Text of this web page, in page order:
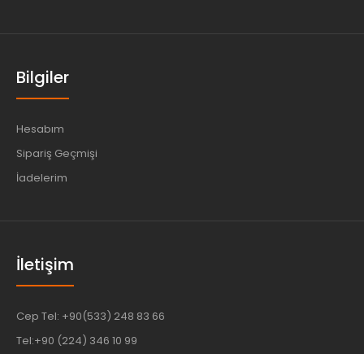
Bilgiler
Hesabım
Sipariş Geçmişi
İadelerim
İletişim
Cep Tel: +90(533) 248 83 66
Tel:+90 (224) 346 10 99